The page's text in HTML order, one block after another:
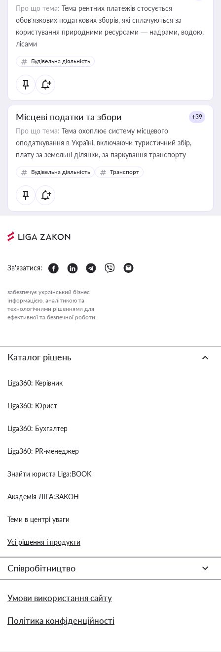
Про що тема: Тема рентних платежів стосується
обов’язкових податкових зборів, які сплачуються за
користування природними ресурсами — надрами, водою,
лісами
Будівельна діяльність
Місцеві податки та збори +39
Про що тема: Тема охоплює систему місцевого
оподаткування в Україні, включаючи туристичний збір,
плату за земельні ділянки, за паркування транспорту
Будівельна діяльність Транспорт
Зв'язатися:
забезпечує український бізнес
інформацією, аналітикою та
технологічними рішеннями для
ефективної та безпечної роботи.
Каталог рішень
Liga360: Керівник
Liga360: Юрист
Liga360: Бухгалтер
Liga360: PR-менеджер
Знайти юриста Liga:BOOK
Академія ЛІГА:ЗАКОН
Теми в центрі уваги
Усі рішення і продукти
Співробітництво
Умови використання сайту
Політика конфіденційності